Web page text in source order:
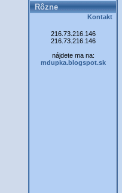
Rôzne
Kontakt
216.73.216.146
216.73.216.146
nájdete ma na:
mdupka.blogspot.sk